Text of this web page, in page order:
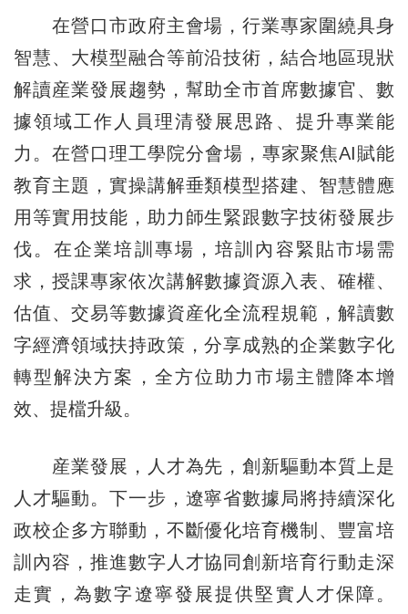
在營口市政府主會場，行業專家圍繞具身
智慧、大模型融合等前沿技術，結合地區現狀
解讀産業發展趨勢，幫助全市首席數據官、數
據領域工作人員理清發展思路、提升專業能
力。在營口理工學院分會場，專家聚焦AI賦能
教育主題，實操講解垂類模型搭建、智慧體應
用等實用技能，助力師生緊跟數字技術發展步
伐。在企業培訓專場，培訓內容緊貼市場需
求，授課專家依次講解數據資源入表、確權、
估值、交易等數據資産化全流程規範，解讀數
字經濟領域扶持政策，分享成熟的企業數字化
轉型解決方案，全方位助力市場主體降本增
效、提檔升級。
産業發展，人才為先，創新驅動本質上是
人才驅動。下一步，遼寧省數據局將持續深化
政校企多方聯動，不斷優化培育機制、豐富培
訓內容，推進數字人才協同創新培育行動走深
走實，為數字遼寧發展提供堅實人才保障。